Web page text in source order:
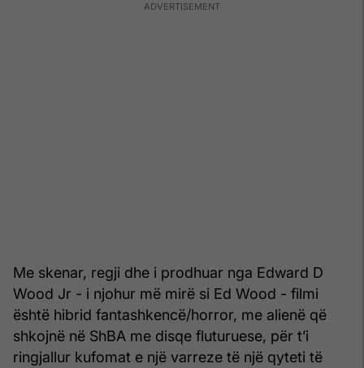
Me skenar, regji dhe i prodhuar nga Edward D
Wood Jr - i njohur më mirë si Ed Wood - filmi
është hibrid fantashkencë/horror, me alienë që
shkojnë në ShBA me disqe fluturuese, për t’i
ringjallur kufomat e një varreze të një qyteti të